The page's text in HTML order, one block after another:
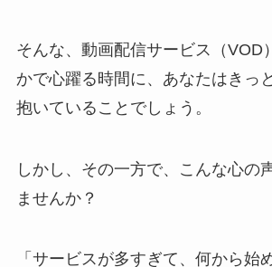
そんな、動画配信サービス（VOD
かで心躍る時間に、あなたはきっ
抱いていることでしょう。
しかし、その一方で、こんな心の
ませんか？
「サービスが多すぎて、何から始